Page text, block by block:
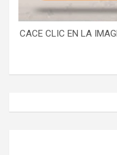
CACE CLIC EN LA